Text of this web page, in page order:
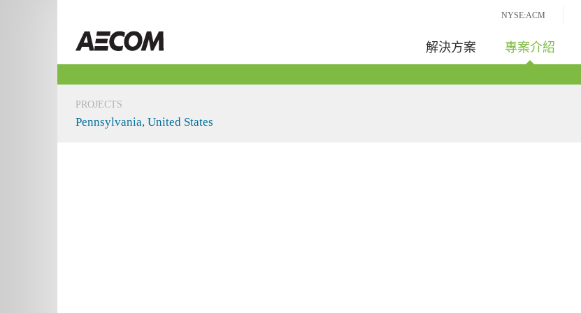
content
NYSE:ACM
解決方案 專案介紹
PROJECTS
Pennsylvania, United States